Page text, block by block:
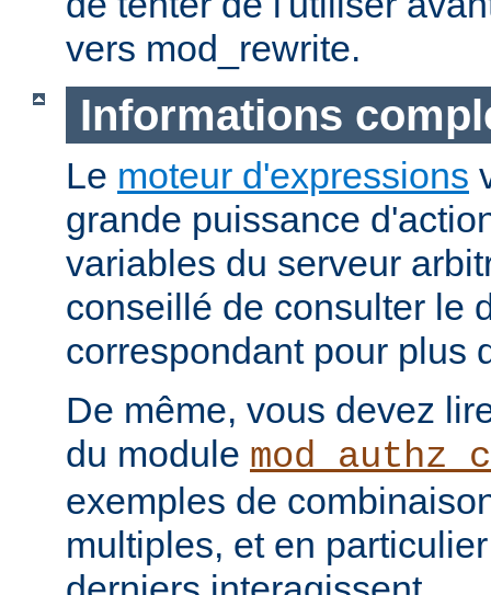
vers mod_rewrite.
Informations
Le moteur d'expressions
grande puissance
variables du serveur
conseillé de consulter le
correspondant pour plus
De même, vous devez
du module
exemples de
multiples, et en